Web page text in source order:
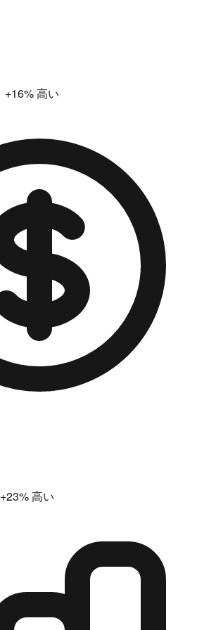
+16%高い
+23%高い